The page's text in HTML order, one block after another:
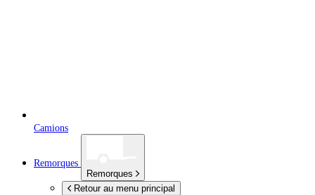
Camions
Remorques
Remorques
Retour au menu principal